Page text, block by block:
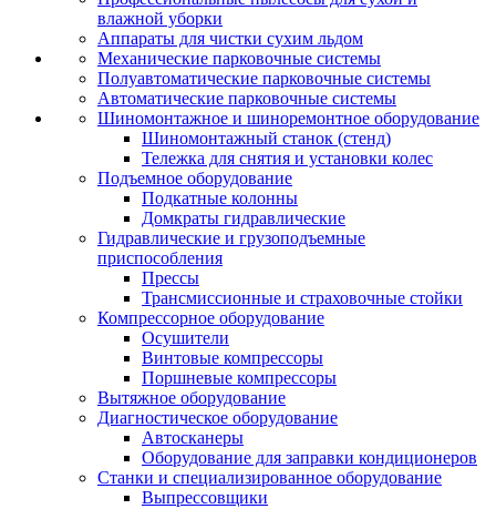
влажной уборки
Аппараты для чистки сухим льдом
Механические парковочные системы
Полуавтоматические парковочные системы
Автоматические парковочные системы
Шиномонтажное и шиноремонтное оборудование
Шиномонтажный станок (стенд)
Тележка для снятия и установки колес
Подъемное оборудование
Подкатные колонны
Домкраты гидравлические
Гидравлические и грузоподъемные
приспособления
Прессы
Трансмиссионные и страховочные стойки
Компрессорное оборудование
Осушители
Винтовые компрессоры
Поршневые компрессоры
Вытяжное оборудование
Диагностическое оборудование
Автосканеры
Оборудование для заправки кондиционеров
Станки и специализированное оборудование
Выпрессовщики